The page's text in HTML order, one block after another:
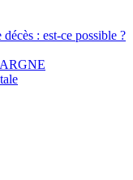
: est-ce possible ?